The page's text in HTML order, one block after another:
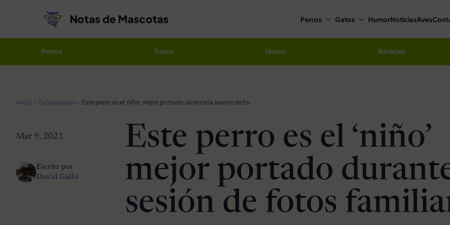
Notas de Mascotas Perros Gatos HumorNoticiasAves
Perros Gatos Humor Noticias
Inicio Curiosidades Este perro es el ‘niño’ mejor portado durante la sesión de fotos familiar
Mar 9, 2021
Escrito por
David Gallo
Este perro es el ‘niño’
mejor portado
sesión de fotos